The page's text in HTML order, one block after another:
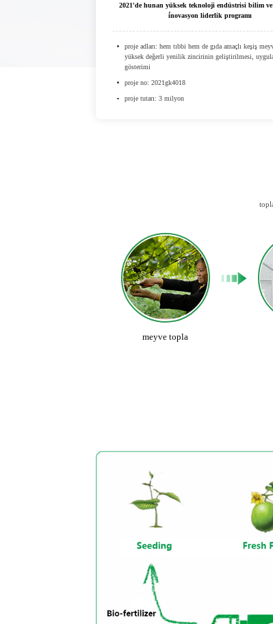
2021'de hunan yüksek teknoloji endüstrisi bilim
i̇novasyon liderlik programı
proje adları: hem tıbbi hem de gıda amaçlı keşiş
yüksek değerli yenilik zincirinin geliştirilmesi,
gösterimi
proje no: 2021gk4018
proje tutarı: 3 milyon
meyve topla